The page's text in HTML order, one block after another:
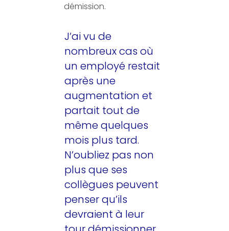
démission.
J’ai vu de
nombreux cas où
un employé restait
après une
augmentation et
partait tout de
même quelques
mois plus tard.
N’oubliez pas non
plus que ses
collègues peuvent
penser qu’ils
devraient à leur